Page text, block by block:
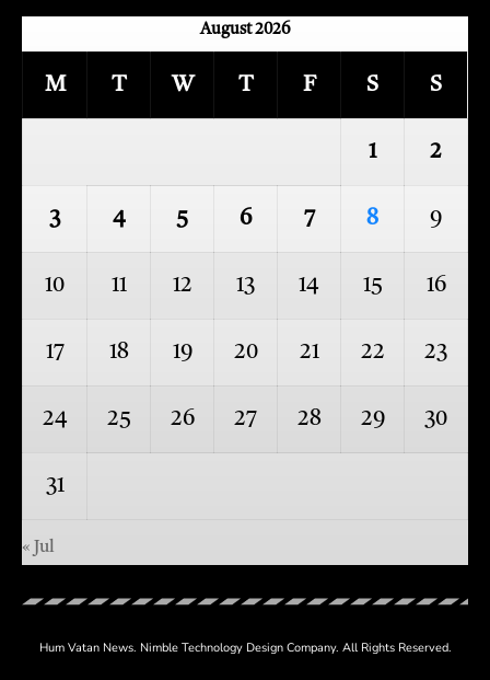
August 2026
M T W T F S S
1 2
3 4 5 6 7 8 9
10 11 12 13 14 15 16
17 18 19 20 21 22 23
24 25 26 27 28 29 30
31
« Jul
Hum Vatan News. Nimble TechnologyDesign Company. All Rights Reserved.